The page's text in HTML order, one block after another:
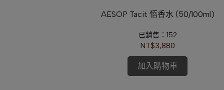
AESOP Tacit 悟香水 (50/100ml)
已銷售：152
NT$3,880
加入購物車